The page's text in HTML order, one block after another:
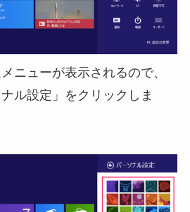
ニューが表示されるので、
ル設定」をクリックしま